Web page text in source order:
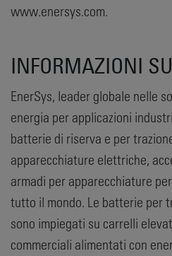
www.enersys.com.
INFORMAZIONI
EnerSys, leader globale nelle
energia per applicazioni
batterie di riserva e per
apparecchiature elettriche,
armadi per apparecchiature
tutto il mondo. Le batterie per
sono impiegati su carrelli
commerciali alimentati con